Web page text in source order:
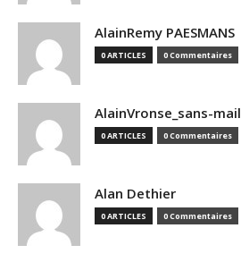
AlainRemy PAESMANS
0 ARTICLES 0 Commentaires
AlainVronse_sans-mail
0 ARTICLES 0 Commentaires
Alan Dethier
0 ARTICLES 0 Commentaires